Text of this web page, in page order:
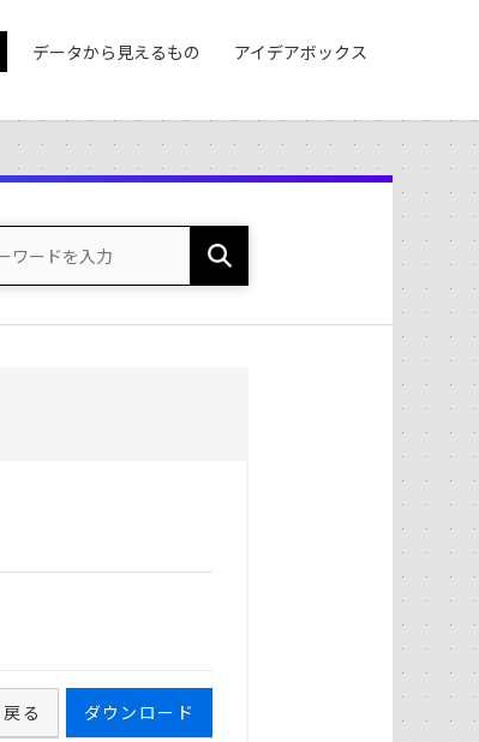
データから見えるもの アイデアボックス
ダウンロード
戻る